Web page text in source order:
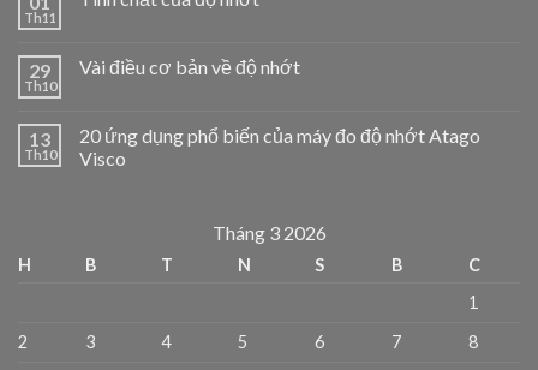
Th11
29
Th10
Vài điều cơ bản về độ nhớt
13
Th10
20 ứng dụng phổ biến của máy đo độ nhớt Atago
Visco
Tháng 3 2026
H B T N S B
C
1
2
3 4 5 6 7
8